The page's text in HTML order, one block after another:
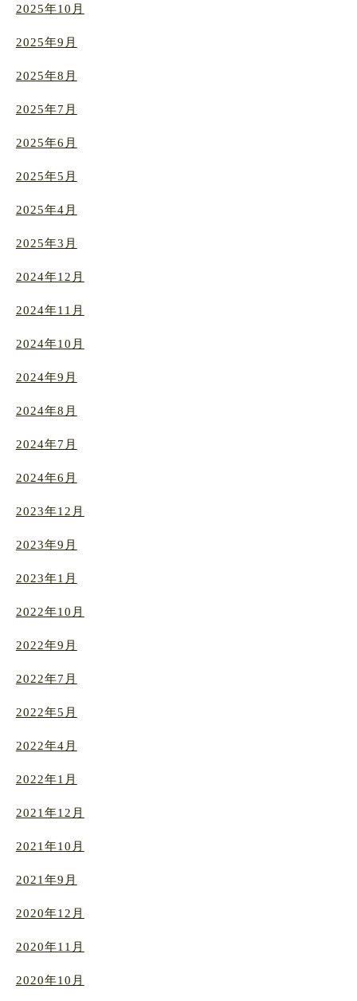
2025年10月
2025年9月
2025年8月
2025年7月
2025年6月
2025年5月
2025年4月
2025年3月
2024年12月
2024年11月
2024年10月
2024年9月
2024年8月
2024年7月
2024年6月
2023年12月
2023年9月
2023年1月
2022年10月
2022年9月
2022年7月
2022年5月
2022年4月
2022年1月
2021年12月
2021年10月
2021年9月
2020年12月
2020年11月
2020年10月